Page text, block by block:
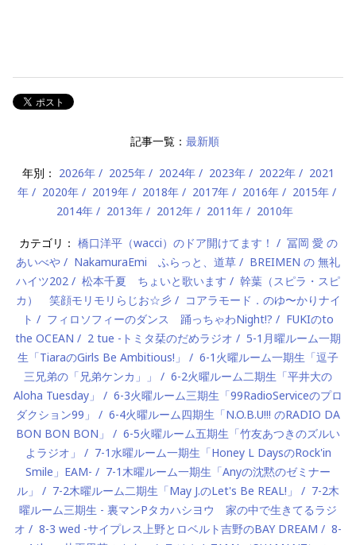
記事一覧： 最新順
年別： 2026年 2025年 2024年 2023年 2022年
2021
年
2020年 2019年 2018年 2017年 2016年
2015年
2014年
2013年 2012年 2011年 2010年
カテゴリ： 橋口洋平（wacci）のドア開けてます！
冨岡 愛 の
あいべや
NakamuraEmi ふらっと、道草
BREIMEN の 無礼
ハイツ202
松本千夏 ちょいと歌います
幹葉（スピラ・スピ
カ） 笑顔モリモリらじお☆彡
コアラモード．のゆ〜かりナイ
ト
フィロソフィーのダンス 踊っちゃわNight!?
FUKIのto
the OCEAN
2 tue -トミタ栞のだめラジオ
5-1月曜ルーム一期
生「TiaraのGirls Be Ambitious!」
6-1火曜ルーム一期生「逗子
三兄弟の「兄弟ケンカ」」
6-2火曜ルーム二期生「平井大の
Aloha Tuesday」
6-3火曜ルーム三期生「99RadioServiceのプロ
ダクション99」
6-4火曜ルーム四期生「N.O.B.U!!! のRADIO DA
BON BON BON」
6-5火曜ルーム五期生「竹友あつきのズルい
よラジオ」
7-1水曜ルーム一期生「Honey L DaysのRock'in
Smile」EAM-
7-1木曜ルーム一期生「Anyの沈黙のゼミナー
ル」
7-2木曜ルーム二期生「May J.のLet's Be REAL!」
7-2木
曜ルーム三期生 - 裏マンPタカハシヨウ 家の中で生きてるラジ
オ
8-3 wed -サイプレス上野とロベルト吉野のBAY DREAM
8-